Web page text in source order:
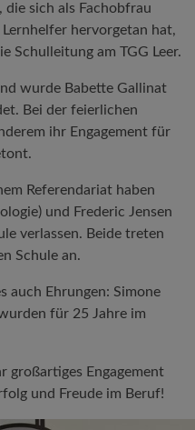
die sich als Fachobfrau
hervorgetan hat,
Schulleitung am TGG Leer.
wurde Babette Gallinat
Bei der feierlichen
ihr Engagement für
Referendariat haben
und Frederic Jensen
verlassen. Beide treten
Schule an.
auch Ehrungen: Simone
für 25 Jahre im
großartiges Engagement
und Freude im Beruf!